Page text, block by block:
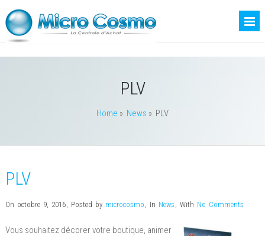
PLV
Home » News » PLV
PLV
On octobre 9, 2016, Posted by microcosmo , In News , With No Comments
Vous souhaitez décorer votre boutique, animer